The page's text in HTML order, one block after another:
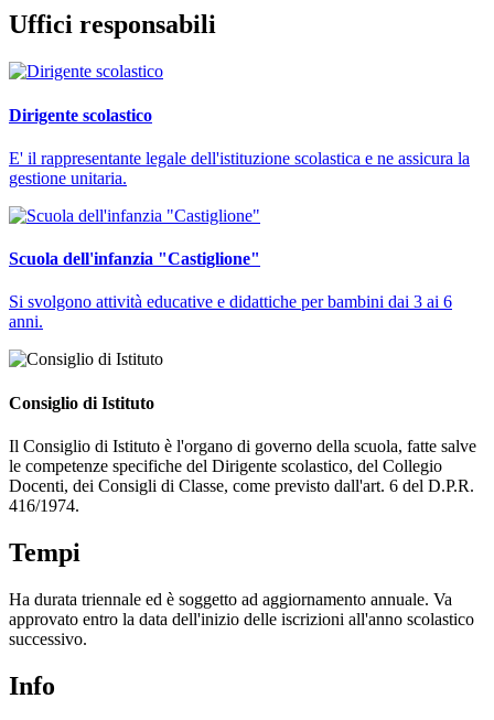
Uffici responsabili
Dirigente scolastico
E' il rappresentante legale dell'istituzione scolastica e ne assicura la
gestione unitaria.
Scuola dell'infanzia "Castiglione"
Si svolgono attività educative e didattiche per bambini dai 3 ai 6
anni.
Consiglio di Istituto
Il Consiglio di Istituto è l'organo di governo della scuola, fatte salve
le competenze specifiche del Dirigente scolastico, del Collegio
Docenti, dei Consigli di Classe, come previsto dall'art. 6 del D.P.R.
416/1974.
Tempi
Ha durata triennale ed è soggetto ad aggiornamento annuale. Va
approvato entro la data dell'inizio delle iscrizioni all'anno scolastico
successivo.
Info